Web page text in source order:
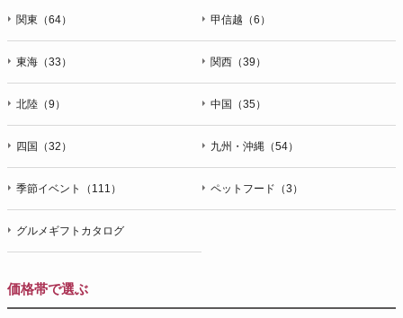
関東（64） 甲信越（6）
東海（33） 関西（39）
北陸（9） 中国（35）
四国（32） 九州・沖縄（54）
季節イベント（111） ペットフード（3）
グルメギフトカタログ
価格帯で選ぶ